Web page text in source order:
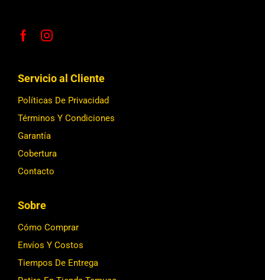
Servicio al Cliente
Políticas De Privacidad
Términos Y Condiciones
Garantía
Cobertura
Contacto
Sobre
Cómo Comprar
Envíos Y Costos
Tiempos De Entrega